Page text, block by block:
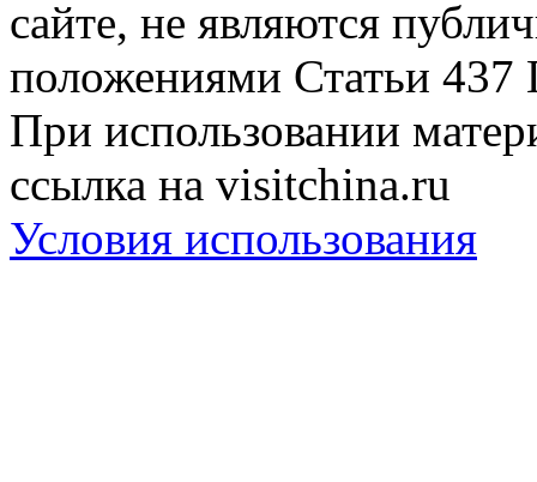
сайте, не являются
положениями Статьи 437
При использовании
ссылка на visitchina.ru
Условия использования